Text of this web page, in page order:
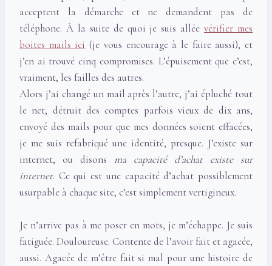
acceptent la démarche et ne demandent pas de
téléphone. À la suite de quoi je suis alléevérifier mes
boites mails ici (je vous encourage à le faire aussi), et
j’en ai trouvé cinq compromises. L’épuisement que c’est,
vraiment, les failles des autres.
Alors j’ai changé un mail après l’autre, j’ai épluché tout
le net, détruit des comptes parfois vieux de dix ans,
envoyé des mails pour que mes données soient effacées,
je me suis refabriqué une identité, presque. J’existe sur
internet, ou disons ma capacité d’achat existe sur
internet. Ce qui est une capacité d’achat possiblement
usurpable à chaque site, c’est simplement vertigineux.
Je n’arrive pas à me poser en mots, je m’échappe. Je suis
fatiguée. Douloureuse. Contente de l’avoir fait et agacée,
aussi. Agacée de m’être fait si mal pour une histoire de